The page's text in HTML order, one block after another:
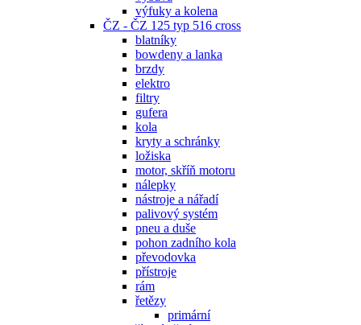
výfuky a kolena
ČZ - ČZ 125 typ 516 cross
blatníky
bowdeny a lanka
brzdy
elektro
filtry
gufera
kola
kryty a schránky
ložiska
motor, skříň motoru
nálepky
nástroje a nářadí
palivový systém
pneu a duše
pohon zadního kola
převodovka
přístroje
rám
řetězy
primární